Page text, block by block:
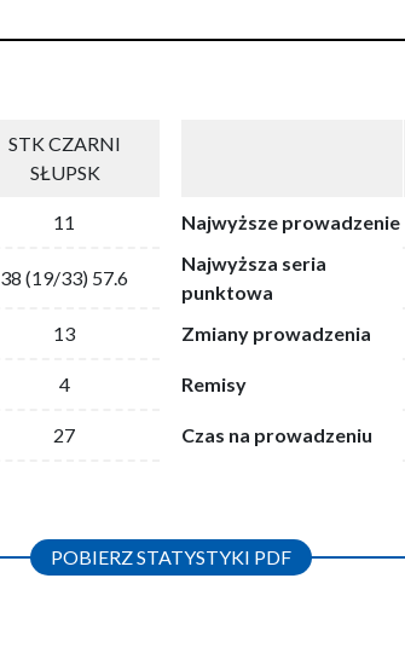
STK CZARNI
SŁUPSK
11
38 (19/33) 57.6
13
4
27
Najwyższe prowadzenie
Najwyższa seria
punktowa
Zmiany prowadzenia
Remisy
Czas na prowadzeniu
POBIERZ STATYSTYKI PDF